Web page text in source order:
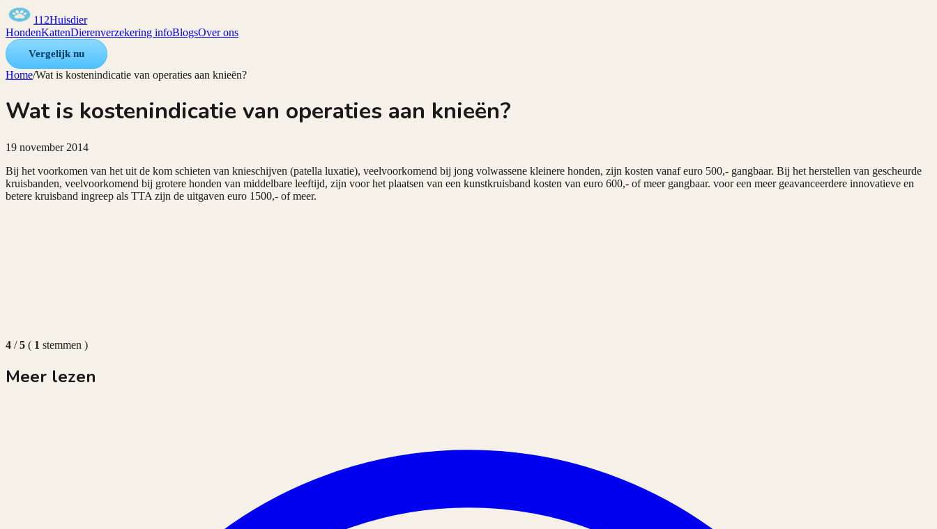
112Huisdier
HondenKattenDierenverzekering infoBlogsOver ons
Vergelijk nu
Home/Wat is kostenindicatie van operaties aan knieën?
Wat is kostenindicatie van operaties aan knieën?
19 november 2014
Bij het voorkomen van het uit de kom schieten van knieschijven (patella luxatie), veelvoorkomend bij jong volwassene kleinere honden, zijn kosten vanaf euro 500,- gangbaar. Bij het herstellen van gescheurde
kruisbanden, veelvoorkomend bij grotere honden van middelbare leeftijd, zijn voor het plaatsen van een kunstkruisband kosten van euro 600,- of meer gangbaar. voor een meer geavanceerdere innovatieve en
betere kruisband ingreep als TTA zijn de uitgaven euro 1500,- of meer.
4 / 5 ( 1 stemmen )
Meer lezen